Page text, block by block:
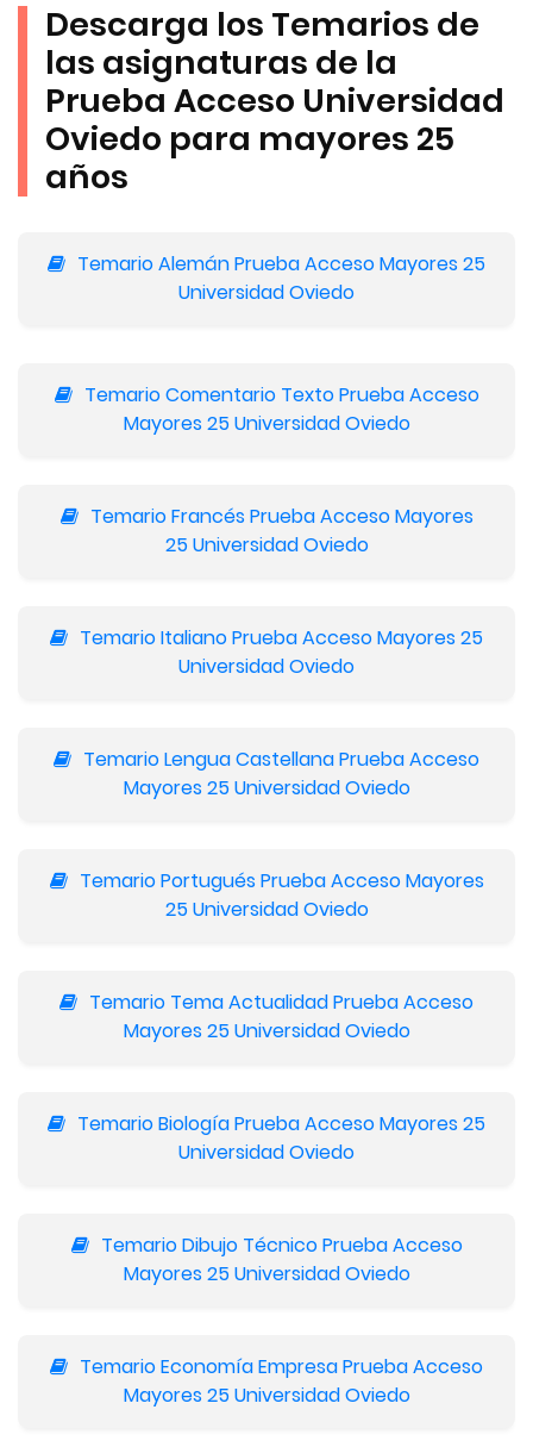
Descarga los Temarios de
las asignaturas de la
Prueba Acceso Universidad
Oviedo para mayores 25
años
Temario Alemán Prueba Acceso Mayores 25
Universidad Oviedo
Temario Comentario Texto Prueba Acceso
Mayores 25 Universidad Oviedo
Temario Francés Prueba Acceso Mayores
25 Universidad Oviedo
Temario Italiano Prueba Acceso Mayores 25
Universidad Oviedo
Temario Lengua Castellana Prueba Acceso
Mayores 25 Universidad Oviedo
Temario Portugués Prueba Acceso Mayores
25 Universidad Oviedo
Temario Tema Actualidad Prueba Acceso
Mayores 25 Universidad Oviedo
Temario Biología Prueba Acceso Mayores 25
Universidad Oviedo
Temario Dibujo Técnico Prueba Acceso
Mayores 25 Universidad Oviedo
Temario Economía Empresa Prueba Acceso
Mayores 25 Universidad Oviedo